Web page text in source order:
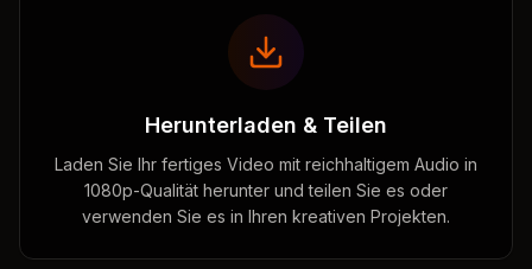
Herunterladen & Teilen
Laden Sie Ihr fertiges Video mit reichhaltigem Audio in
1080p-Qualität herunter und teilen Sie es oder
verwenden Sie es in Ihren kreativen Projekten.